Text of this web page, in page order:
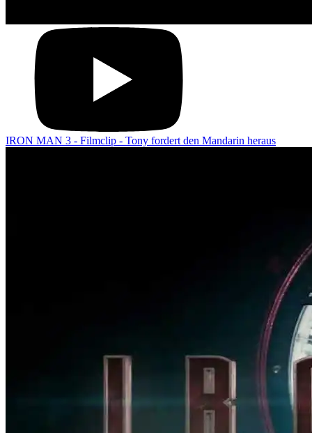
IRON MAN 3 - Filmclip - Tony fordert den Mandarin heraus